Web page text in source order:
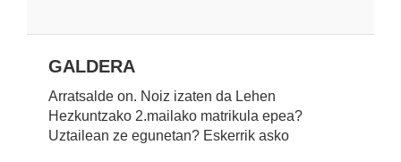
GALDERA
Arratsalde on. Noiz izaten da Lehen
Hezkuntzako 2.mailako matrikula epea?
Uztailean ze egunetan? Eskerrik asko